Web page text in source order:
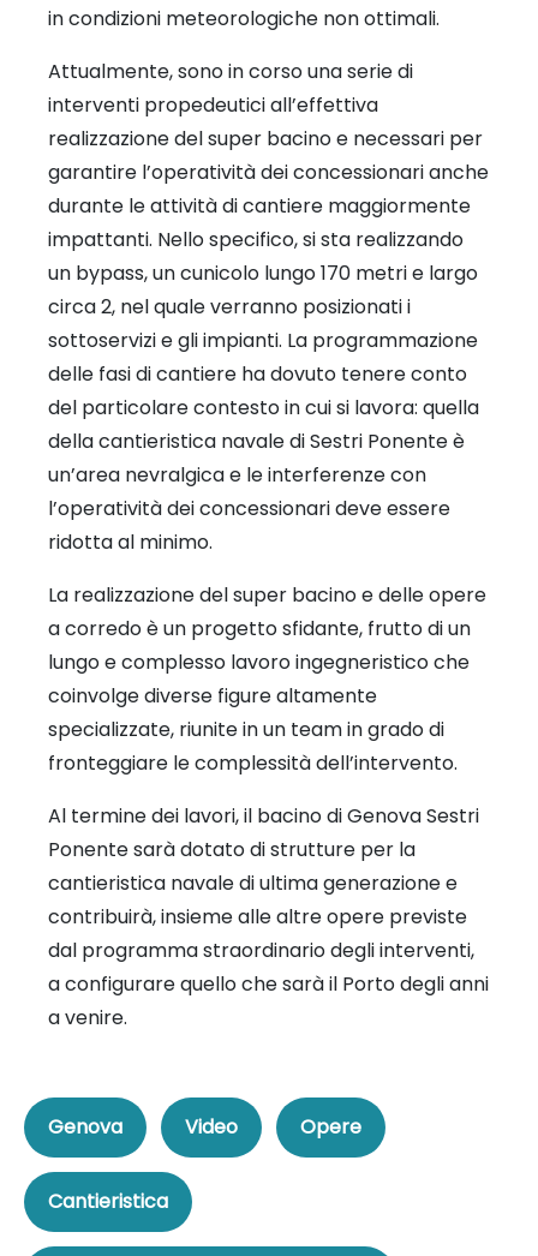
in condizioni meteorologiche non ottimali.
Attualmente, sono in corso una serie di
interventi propedeutici all’effettiva
realizzazione del super bacino e necessari per
garantire l’operatività dei concessionari anche
durante le attività di cantiere maggiormente
impattanti. Nello specifico, si sta realizzando
un bypass, un cunicolo lungo 170 metri e largo
circa 2, nel quale verranno posizionati i
sottoservizi e gli impianti. La programmazione
delle fasi di cantiere ha dovuto tenere conto
del particolare contesto in cui si lavora: quella
della cantieristica navale di Sestri Ponente è
un’area nevralgica e le interferenze con
l’operatività dei concessionari deve essere
ridotta al minimo.
La realizzazione del super bacino e delle opere
a corredo è un progetto sfidante, frutto di un
lungo e complesso lavoro ingegneristico che
coinvolge diverse figure altamente
specializzate, riunite in un team in grado di
fronteggiare le complessità dell’intervento.
Al termine dei lavori, il bacino di Genova Sestri
Ponente sarà dotato di strutture per la
cantieristica navale di ultima generazione e
contribuirà, insieme alle altre opere previste
dal programma straordinario degli interventi,
a configurare quello che sarà il Porto degli anni
a venire.
Genova Video Opere
Cantieristica